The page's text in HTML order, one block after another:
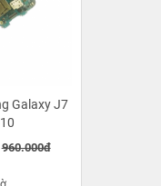
Galaxy J7
960.000đ